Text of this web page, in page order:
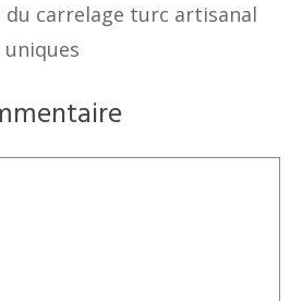
du carrelage turc artisanal